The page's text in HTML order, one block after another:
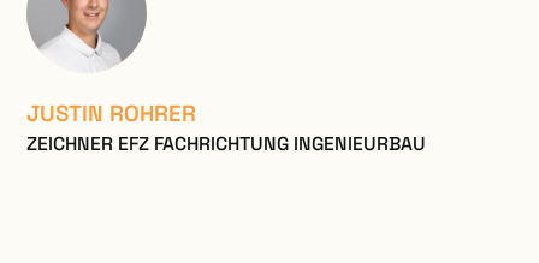
JUSTIN ROHRER
ZEICHNER EFZ FACHRICHTUNG INGENIEURBAU